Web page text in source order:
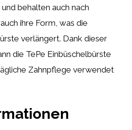
behalten auch nach
ihre Form, was die
verlängert. Dank dieser
die TePe Einbüschelbürste
Zahnpflege verwendet